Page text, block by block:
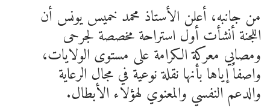
من جانبه، أعلن الأستاذ محمد خميس يونس أن
اللجنة أنشأت أول استراحة مخصصة لجرحى
ومصابي معركة الكرامة على مستوى الولايات،
واصفاً إياها بأنها نقلة نوعية في مجال الرعاية
والدعم النفسي والمعنوي لهؤلاء الأبطال.